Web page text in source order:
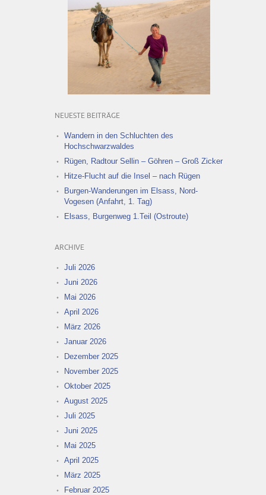
NEUESTE BEITRÄGE
Wandern in den Schluchten des
Hochschwarzwaldes
Rügen, Radtour Sellin – Göhren – Groß Zicker
Hitze-Flucht auf die Insel – nach Rügen
Burgen-Wanderungen im Elsass, Nord-
Vogesen (Anfahrt, 1. Tag)
Elsass, Burgenweg 1.Teil (Ostroute)
ARCHIVE
Juli 2026
Juni 2026
Mai 2026
April 2026
März 2026
Januar 2026
Dezember 2025
November 2025
Oktober 2025
August 2025
Juli 2025
Juni 2025
Mai 2025
April 2025
März 2025
Februar 2025